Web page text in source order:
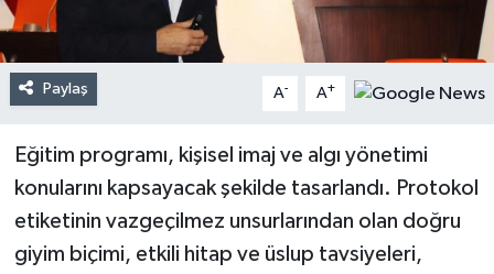
Paylaş A- A+
Eğitim programı, kişisel imaj ve algı yönetimi
konularını kapsayacak şekilde tasarlandı. Protokol
etiketinin vazgeçilmez unsurlarından olan doğru
giyim biçimi, etkili hitap ve üslup tavsiyeleri,